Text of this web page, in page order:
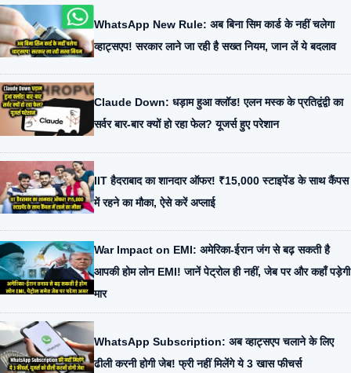
WhatsApp New Rule: अब बिना सिम कार्ड के नहीं चलेगा
व्हाट्सएप! सरकार लाने जा रही है सख्त नियम, जान लें ये बदलाव
Claude Down: धड़ाम हुआ क्लॉड! एलन मस्क के प्रतिद्वंद्वी का
सर्वर बार-बार क्यों हो रहा फेल? यूजर्स हुए परेशान
IIT हैदराबाद का शानदार ऑफर! ₹15,000 स्टाइपेंड के साथ कैंपस
में रहने का मौका, ऐसे करें अप्लाई
War Impact on EMI: अमेरिका-ईरान जंग से बढ़ सकती है
आपकी होम लोन EMI! जानें पेट्रोल ही नहीं, जेब पर और कहाँ पड़ेगी
मार
WhatsApp Subscription: अब व्हाट्सएप चलाने के लिए
ढीली करनी होगी जेब! फ्री नहीं मिलेंगे ये 3 खास फीचर्स